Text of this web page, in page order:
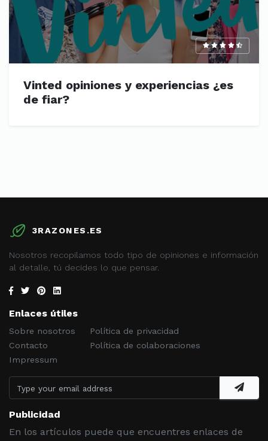
Vinted opiniones y experiencias ¿es
de fiar?
3RAZONES.ES
Nosotros recopilamos todo tipo de opiniones e información
al detalle, tú decides lo que pensar.
Enlaces útiles
Sobre nosotros
Contacto
Impressum
Política de privacidad
Política de colaboraciones
Publicidad
En los artículos puede que encuentres enlaces de